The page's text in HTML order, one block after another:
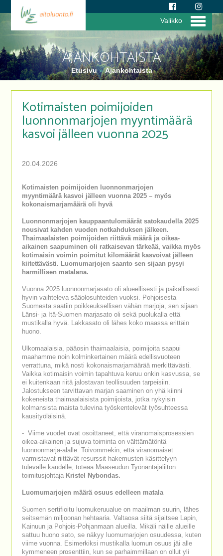
AJANKOHTAISTA
Etusivu»Ajankohtaista
Valikko
Kotimaisten poimijoiden
luonnonmarjojen myyntimäärä
kasvoi jälleen vuonna 2025
20.04.2026
Kotimaisten poimijoiden luonnonmarjojen
myyntimäärä kasvoi jälleen vuonna 2025 – myös
kokonaismarjamäärä oli hyvä
Luonnonmarjojen kauppaantulomäärät satokaudella 2025
nousivat kahden vuoden notkahduksen jälkeen.
Thaimaalaisten poimijoiden riittävä määrä ja oikea-
aikainen saapuminen oli ratkaisevan tärkeää, vaikka myös
kotimaisin voimin poimitut kilomäärät kasvoivat jälleen
kiitettävästi. Luomumarjojen saanto sen sijaan pysyi
harmillisen matalana.
Vuonna 2025 luonnonmarjasato oli alueellisesti ja paikallisesti
hyvin vaihteleva sääolosuhteiden vuoksi. Pohjoisesta
Suomesta saatiin poikkeuksellisen vähän marjoja, sen sijaan
Länsi- ja Itä-Suomen marjasato oli sekä puolukalla että
mustikalla hyvä. Lakkasato oli lähes koko maassa erittäin
huono.
Ulkomaalaisia, pääosin thaimaalaisia, poimijoita saapui
maahamme noin kolminkertainen määrä edellisvuoteen
verrattuna, mikä nosti kokonaismarjamäärää merkittävästi.
Vaikka kotimaisin voimin tapahtuva keruu onkin kasvussa, se
ei kuitenkaan riitä jalostavan teollisuuden tarpeisiin.
Jalostukseen tarvittavan marjan saaminen on yhä kiinni
kokeneista thaimaalaisista poimijoista, jotka nykyisin
kolmansista maista tulevina työskentelevät työsuhteessa
kausityöläisinä.
- Viime vuodet ovat osoittaneet, että viranomaisprosessien
oikea-aikainen ja sujuva toiminta on välttämätöntä
luonnonmarja-alalle. Toivommekin, että viranomaiset
varmistavat riittävät resurssit hakemusten käsittelyyn
tulevalle kaudelle, toteaa Maaseudun Työnantajaliiton
toimitusjohtaja Kristel Nybondas.
Luomumarjojen määrä osuus edelleen matala
Suomen sertifioitu luomukeruualue on maailman suurin, lähes
seitsemän miljoonan hehtaaria. Valtaosa siitä sijaitsee Lapin,
Kainuun ja Pohjois-Pohjanmaan alueilla. Mikäli näille alueille
sattuu huono sato, se näkyy luomumarjojen osuudessa, kuten
viime vuonna. Esimerkiksi mustikalla luomun osuus jäi alle
kymmeneen prosenttiin, kun se parhaimmillaan on ollut yli